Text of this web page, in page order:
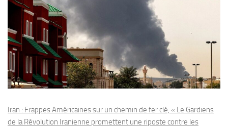
Iran : Frappes Américaines sur un chemin de fer clé, « Le Gardiens
de la Révolution Iranienne promettent une riposte contre les